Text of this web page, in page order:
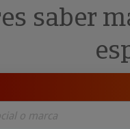
y ERP
· Recuperación de
Investigada
saber